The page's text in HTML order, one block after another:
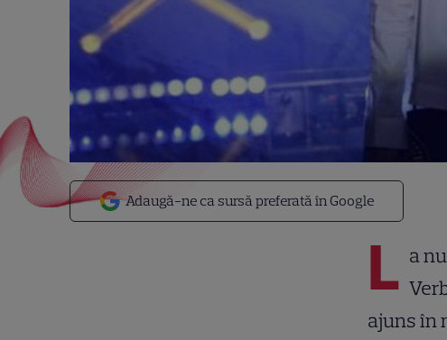
Adaugă-ne ca sursă preferată în Google
L a
ajuns în